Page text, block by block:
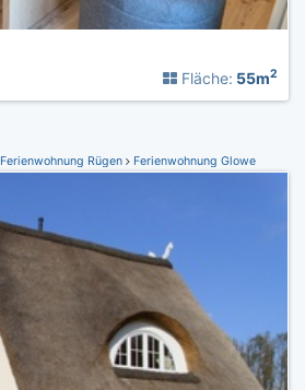
Fläche: 55m2
Ferienwohnung Rügen Ferienwohnung Glowe